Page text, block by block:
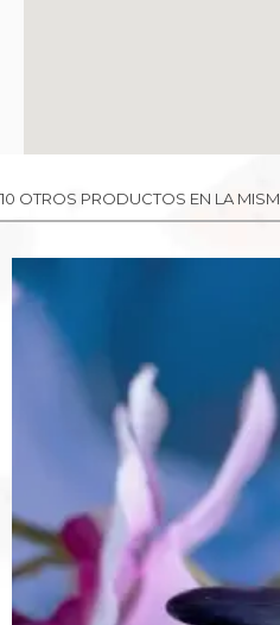
10 OTROS PRODUCTOS EN LA